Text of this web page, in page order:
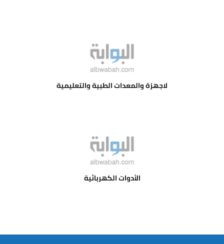
لاجهزة والمعدات الطبية والتعليمية
الأدوات الكهربائية